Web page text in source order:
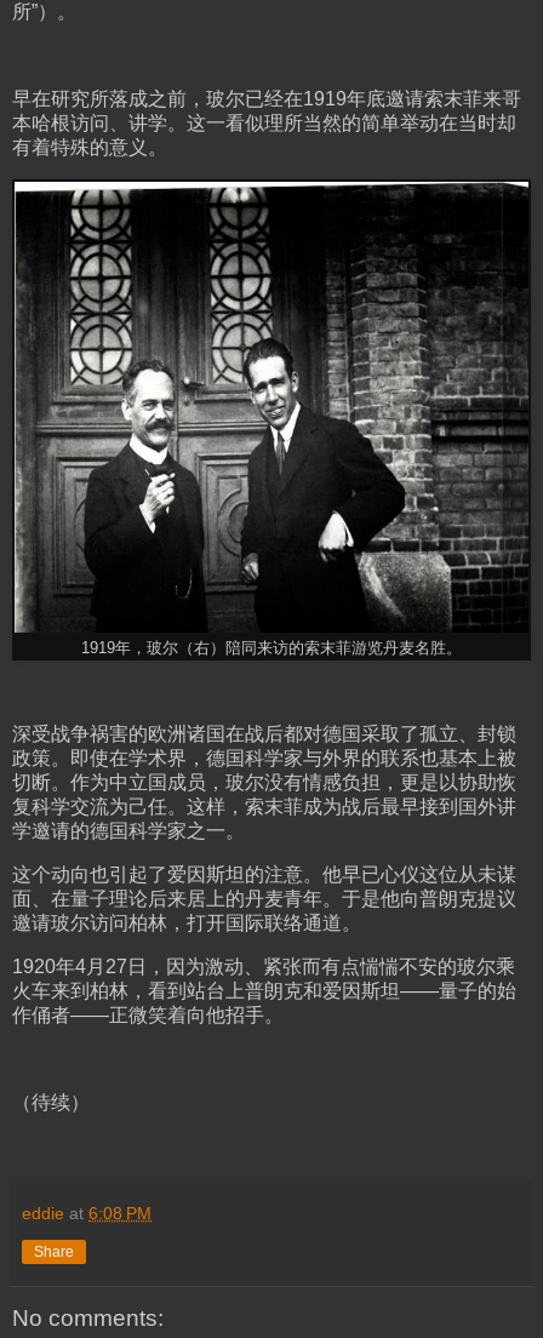
所”）。
早在研究所落成之前，玻尔已经在1919年底邀请索末菲来哥
本哈根访问、讲学。这一看似理所当然的简单举动在当时却
有着特殊的意义。
1919年，玻尔（右）陪同来访的索末菲游览丹麦名胜。
深受战争祸害的欧洲诸国在战后都对德国采取了孤立、封锁
政策。即使在学术界，德国科学家与外界的联系也基本上被
切断。作为中立国成员，玻尔没有情感负担，更是以协助恢
复科学交流为己任。这样，索末菲成为战后最早接到国外讲
学邀请的德国科学家之一。
这个动向也引起了爱因斯坦的注意。他早已心仪这位从未谋
面、在量子理论后来居上的丹麦青年。于是他向普朗克提议
邀请玻尔访问柏林，打开国际联络通道。
1920年4月27日，因为激动、紧张而有点惴惴不安的玻尔乘
火车来到柏林，看到站台上普朗克和爱因斯坦——量子的始
作俑者——正微笑着向他招手。
（待续）
eddie at 6:08 PM
Share
No comments: